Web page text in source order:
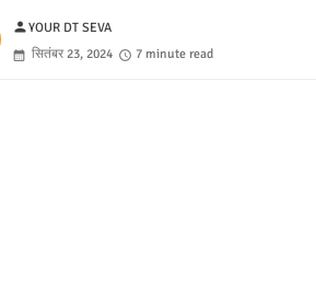
personYOUR DT SEVA
सितंबर 23, 2024
7 minute read